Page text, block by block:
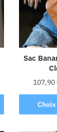
Sac
107,90